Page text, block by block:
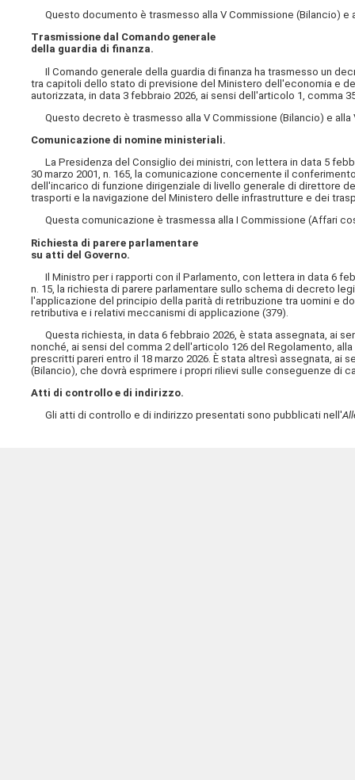
Questo documento è trasmesso alla V Commissione (Bilancio) e
Trasmissione dal Comando generale
della guardia di finanza.
Il Comando generale della guardia di finanza ha trasmesso un
tra capitoli dello stato di previsione del Ministero dell'economia e
autorizzata, in data 3 febbraio 2026, ai sensi dell'articolo 1, comma
Questo decreto è trasmesso alla V Commissione (Bilancio) e alla
Comunicazione di nomine ministeriali.
La Presidenza del Consiglio dei ministri, con lettera in data 5
30 marzo 2001, n. 165, la comunicazione concernente il
dell'incarico di funzione dirigenziale di livello generale di direttore
trasporti e la navigazione del Ministero delle infrastrutture e dei
Questa comunicazione è trasmessa alla I Commissione (Affari
Richiesta di parere parlamentare
su atti del Governo.
Il Ministro per i rapporti con il Parlamento, con lettera in data 6
n. 15, la richiesta di parere parlamentare sullo schema di decreto
l'applicazione del principio della parità di retribuzione tra uomini e
retributiva e i relativi meccanismi di applicazione (379).
Questa richiesta, in data 6 febbraio 2026, è stata assegnata, ai
nonché, ai sensi del comma 2 dell'articolo 126 del Regolamento,
prescritti pareri entro il 18 marzo 2026. È stata altresì assegnata, ai
(Bilancio), che dovrà esprimere i propri rilievi sulle conseguenze di
Atti di controllo e di indirizzo.
Gli atti di controllo e di indirizzo presentati sono pubblicati nell'